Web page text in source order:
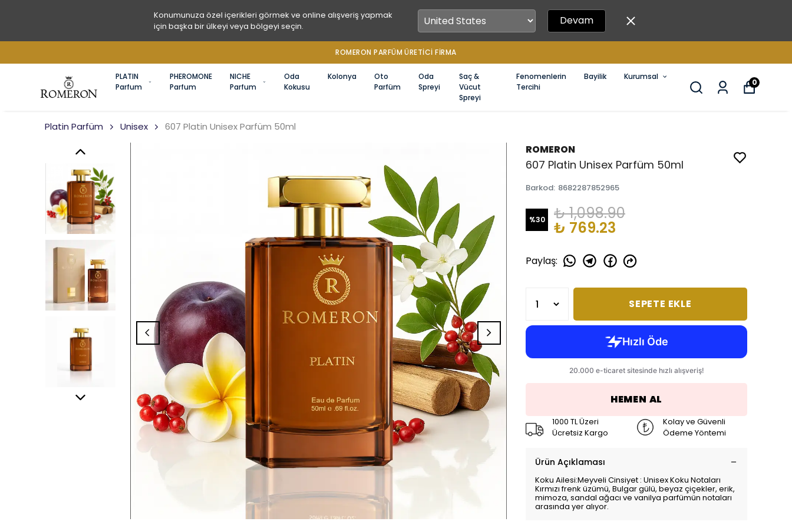
Konumunuza özel içerikleri görmek ve online alışveriş yapmak
için başka bir ülkeyi veya bölgeyi seçin.
Devam
1000 TL ÜZERİ ÜCRETSİZ KARGO
PLATIN
Parfum
PHEROMONE
Parfum
NICHE
Parfum
Oda
Kokusu
Kolonya
Oto
Parfüm
Oda
Spreyi
Saç &
Vücut
Spreyi
Fenomenlerin
Tercihi
Bayilik Kurumsal
0
Platin Parfüm Unisex 607 Platin Unisex Parfüm 50ml
ROMERON
607 Platin Unisex Parfüm 50ml
Barkod: 8682287852965
%30 ₺ 1,098.90
₺ 769.23
Paylaş:
SEPETE EKLE
HEMEN AL
1000 TL Üzeri
Ücretsiz Kargo
Kolay ve Güvenli
Ödeme Yöntemi
Ürün Açıklaması
Koku Ailesi:Meyveli Cinsiyet : Unisex Koku Notaları
Kırmızı frenk üzümü, Bulgar gülü, beyaz çiçekler, erik,
mimoza, sandal ağacı ve vanilya parfümün notaları
arasında yer alıyor.